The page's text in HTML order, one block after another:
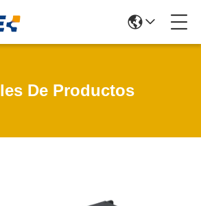
De Productos